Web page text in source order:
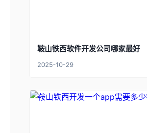
鞍山铁西软件开发公司哪家最好
2025-10-29